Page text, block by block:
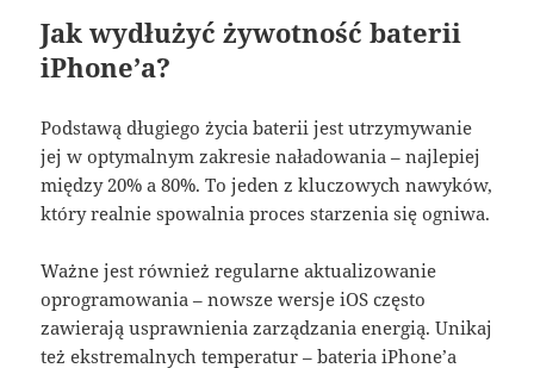
Jak wydłużyć żywotność baterii
iPhone’a?
Podstawą długiego życia baterii jest utrzymywanie
jej w optymalnym zakresie naładowania – najlepiej
między 20% a 80%. To jeden z kluczowych nawyków,
który realnie spowalnia proces starzenia się ogniwa.
Ważne jest również regularne aktualizowanie
oprogramowania – nowsze wersje iOS często
zawierają usprawnienia zarządzania energią. Unikaj
też ekstremalnych temperatur – bateria iPhone’a